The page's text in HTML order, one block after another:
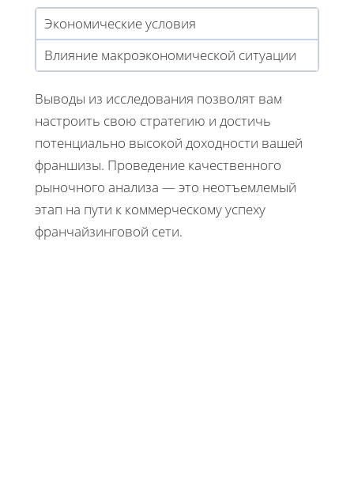
Экономические условия
Влияние макроэкономической ситуации
Выводы из исследования позволят вам
настроить свою стратегию и достичь
потенциально высокой доходности вашей
франшизы. Проведение качественного
рыночного анализа — это неотъемлемый
этап на пути к коммерческому успеху
франчайзинговой сети.